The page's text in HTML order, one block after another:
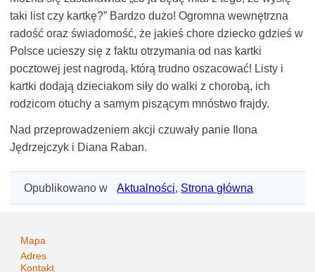
taki list czy kartkę?” Bardzo dużo! Ogromna wewnętrzna
radość oraz świadomość, że jakieś chore dziecko gdzieś w
Polsce ucieszy się z faktu otrzymania od nas kartki
pocztowej jest nagrodą, którą trudno oszacować! Listy i
kartki dodają dzieciakom siły do walki z chorobą, ich
rodzicom otuchy a samym piszącym mnóstwo frajdy.
Nad przeprowadzeniem akcji czuwały panie Ilona
Jędrzejczyk i Diana Raban.
Opublikowano w Aktualności, Strona główna
Mapa
Adres
Kontakt